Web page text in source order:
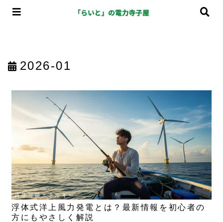
2026-01
再生可能エネルギー
浮体式洋上風力発電とは？最新情報を初心者の
方にもやさしく解説